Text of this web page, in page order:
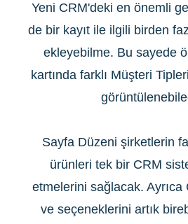
Yeni CRM'deki en önemli
de bir kayıt ile ilgili birden
ekleyebilme. Bu sayede
kartında farklı Müşteri
Sayfa Düzeni şirketlerin
ürünleri tek bir CRM
etmelerini sağlacak.
ve seçeneklerini artık